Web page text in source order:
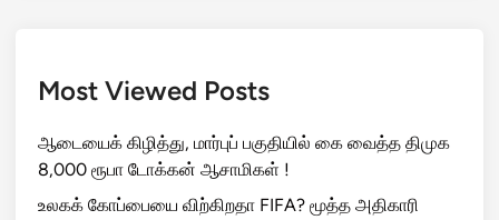
Most Viewed Posts
ஆடையைக் கிழித்து, மார்புப் பகுதியில் கை வைத்த திமுக
8,000 ரூபா டோக்கன் ஆசாமிகள் !
உலகக் கோப்பையை விற்கிறதா FIFA? மூத்த அதிகாரி